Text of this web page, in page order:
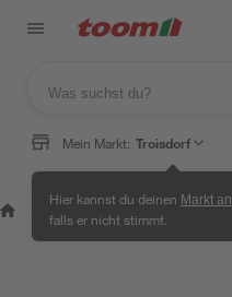
Mein Markt: Troisdorf
Hier kannst du deinen Markt
falls er nicht stimmt.
Wissen
&
/
Selbermachen
& Ratgeber